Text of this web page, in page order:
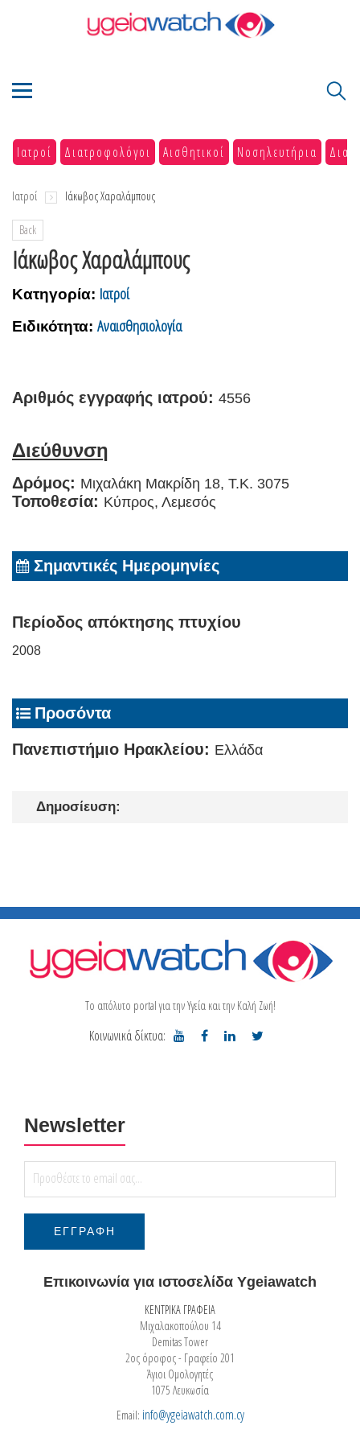
Ιατροί Διατροφολόγοι Αισθητικοί Νοσηλευτήρια
Ιατροί Ιάκωβος Χαραλάμπους
Back
Ιάκωβος Χαραλάμπους
Κατηγορία: Ιατροί
Ειδικότητα: Αναισθησιολογία
Αριθμός εγγραφής ιατρού: 4556
Διεύθυνση
Δρόμος: Μιχαλάκη Μακρίδη 18, T.K. 3075
Τοποθεσία: Κύπρος, Λεμεσός
Σημαντικές Ημερομηνίες
Περίοδος απόκτησης πτυχίου
2008
Προσόντα
Πανεπιστήμιο Ηρακλείου: Ελλάδα
Δημοσίευση:
Το απόλυτο portal για την Υγεία και την Καλή Ζωή!
Κοινωνικά δίκτυα:
Newsletter
Επικοινωνία για ιστοσελίδα Ygeiawatch
ΚΕΝΤΡΙΚΑ ΓΡΑΦΕΙΑ
Μιχαλακοπούλου 14
Demitas Tower
2ος όροφος - Γραφείο 201
Άγιοι Ομολογητές
1075 Λευκωσία
Email: info@ygeiawatch.com.cy